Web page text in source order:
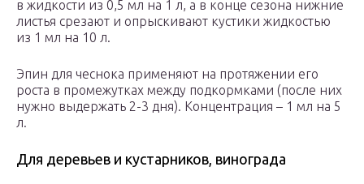
в жидкости из 0,5 мл на 1 л, а в конце сезона нижние
листья срезают и опрыскивают кустики жидкостью
из 1 мл на 10 л.
Эпин для чеснока применяют на протяжении его
роста в промежутках между подкормками (после них
нужно выдержать 2-3 дня). Концентрация – 1 мл на 5
л.
Для деревьев и кустарников, винограда